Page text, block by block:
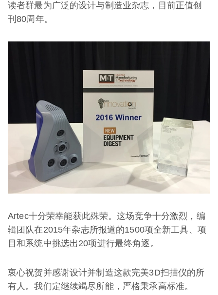
读者群最为广泛的设计与制造业杂志，目前正值创
刊80周年。
Artec十分荣幸能获此殊荣。这场竞争十分激烈，编
辑团队在2015年杂志所报道的1500项全新工具、项
目和系统中挑选出20项进行最终角逐。
衷心祝贺并感谢设计并制造这款完美3D扫描仪的所
有人。我们定继续竭尽所能，严格秉承高标准。